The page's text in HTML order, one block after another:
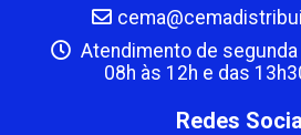
Atendimento de
08h às 12h e das
Redes